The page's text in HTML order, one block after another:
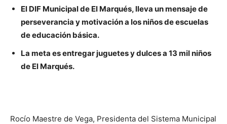
El DIF Municipal de El Marqués, lleva un mensaje de
perseverancia y motivación a los niños de escuelas
de educación básica.
La meta es entregar juguetes y dulces a 13 mil niños
de El Marqués.
Rocío Maestre de Vega, Presidenta del Sistema Municipal